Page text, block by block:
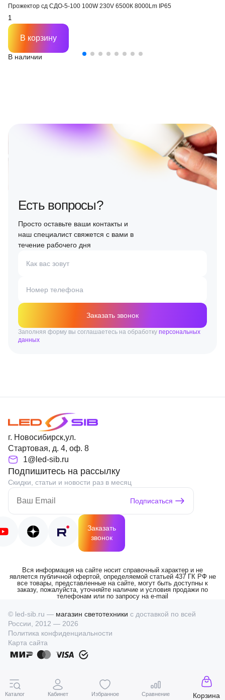
Прожектор сд СДО-5-100 100W 230V 6500К 8000Lm IP65
В наличии
В корзину
Есть вопросы?
Просто оставьте ваши контакты и
наш специалист свяжется с вами в
течение рабочего дня
Как вас зовут
Номер телефона
Заказать звонок
Заполняя форму вы соглашаетесь на обработку персональных
данных
г. Новосибирск,ул.
Стартовая, д. 4, оф. 8
1@led-sib.ru
Подпишитесь на рассылку
Скидки, статьи и новости раз в месяц
Подписаться
Заказать
звонок
Вся информация на сайте носит справочный характер и не
является публичной офертой, определяемой статьей 437 ГК РФ не
все товары, представленные на сайте, могут быть доступны к
заказу, пожалуйста, уточняйте наличие и условия продажи по
телефонам или по запросу на e-mail
© led-sib.ru — магазин светотехники с доставкой по всей
России, 2012 — 2026
Политика конфиденциальности
Карта сайта
Каталог Кабинет Избранное Сравнение Корзина